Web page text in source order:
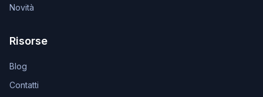
Novità
Risorse
Blog
Contatti